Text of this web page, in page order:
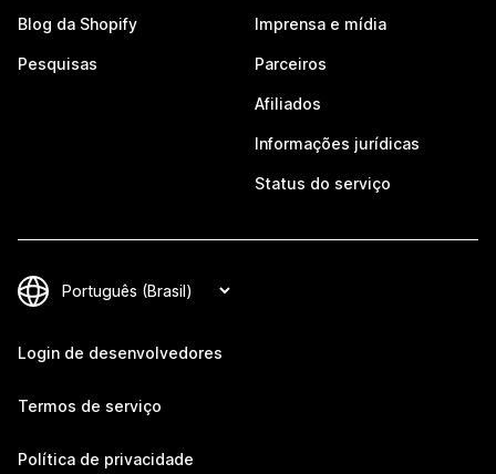
Blog da Shopify
Pesquisas
Imprensa e mídia
Parceiros
Afiliados
Informações jurídicas
Status do serviço
Login de desenvolvedores
Termos de serviço
Política de privacidade